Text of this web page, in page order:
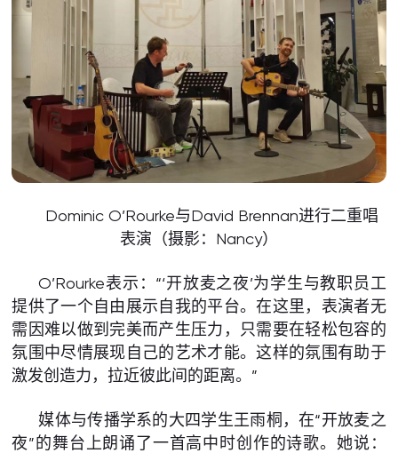
Dominic O’Rourke与David Brennan进行二重唱
表演（摄影：Nancy）
O’Rourke表示：“‘开放麦之夜’为学生与教职员工
提供了一个自由展示自我的平台。在这里，表演者无
需因难以做到完美而产生压力，只需要在轻松包容的
氛围中尽情展现自己的艺术才能。这样的氛围有助于
激发创造力，拉近彼此间的距离。”
媒体与传播学系的大四学生王雨桐，在“开放麦之
夜”的舞台上朗诵了一首高中时创作的诗歌。她说：